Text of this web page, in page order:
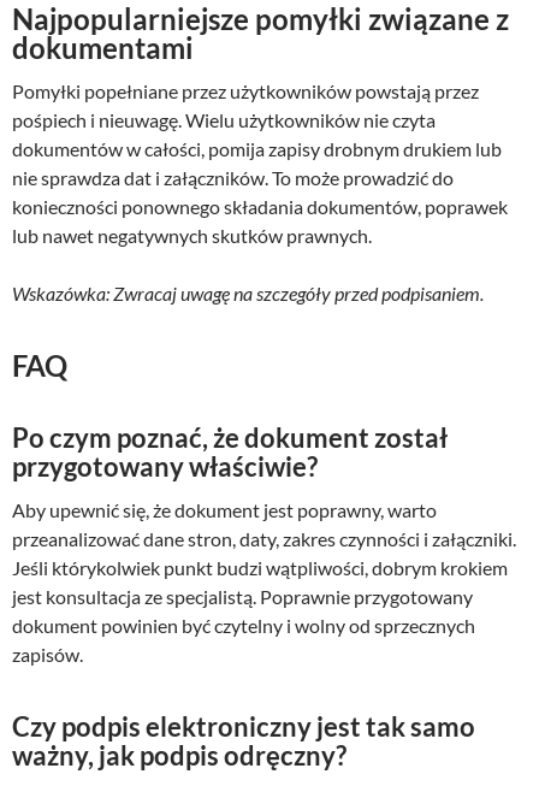
Najpopularniejsze pomyłki związane z
dokumentami
Pomyłki popełniane przez użytkowników powstają przez
pośpiech i nieuwagę. Wielu użytkowników nie czyta
dokumentów w całości, pomija zapisy drobnym drukiem lub
nie sprawdza dat i załączników. To może prowadzić do
konieczności ponownego składania dokumentów, poprawek
lub nawet negatywnych skutków prawnych.
Wskazówka: Zwracaj uwagę na szczegóły przed podpisaniem.
FAQ
Po czym poznać, że dokument został
przygotowany właściwie?
Aby upewnić się, że dokument jest poprawny, warto
przeanalizować dane stron, daty, zakres czynności i załączniki.
Jeśli którykolwiek punkt budzi wątpliwości, dobrym krokiem
jest konsultacja ze specjalistą. Poprawnie przygotowany
dokument powinien być czytelny i wolny od sprzecznych
zapisów.
Czy podpis elektroniczny jest tak samo
ważny, jak podpis odręczny?